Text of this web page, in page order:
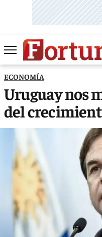
ECONOMÍA
Uruguay nos
del